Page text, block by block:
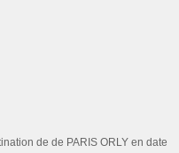
de de PARIS ORLY en date